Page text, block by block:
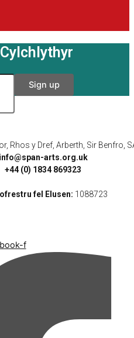
Rhos y Dref, Arberth, Sir Benfro,
info@span-arts.org.uk
+44 (0) 1834 869323
fel Elusen: 1088723
f